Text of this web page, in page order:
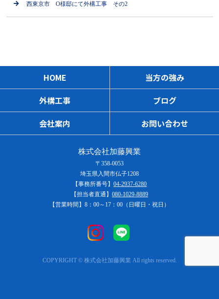
西東京市 O様邸にて外構工事 その2
HOME
当方の強み
外構工事
ブログ
会社案内
お問い合わせ
株式会社加藤興業
〒358-0053
埼玉県入間市仏子1208
【事務所番号】 04-2937-6280
【担当者直通】 080-1029-8889
【営業時間】8：00～17：00（日曜日・祝日）
COPYRIGHT © 株式会社加藤興業 All rights reserved.